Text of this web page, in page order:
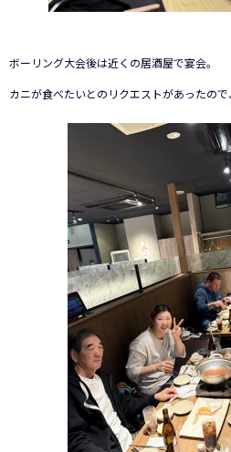
ボーリング大会後は近くの居酒屋で宴会。
カニが食べたいとのリクエストがあったの